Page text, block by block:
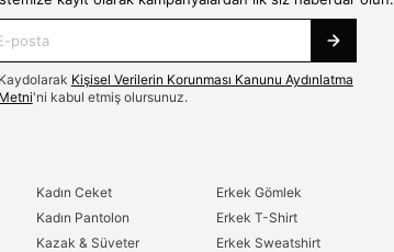
Kişisel Verilerin Korunması Kanunu Aydınlatma
Metni'ni kabul etmiş olursunuz.
Kadın Ceket
Kadın Pantolon
Kazak & Süveter
Erkek Gömlek
Erkek T-Shirt
Erkek Sweatshirt